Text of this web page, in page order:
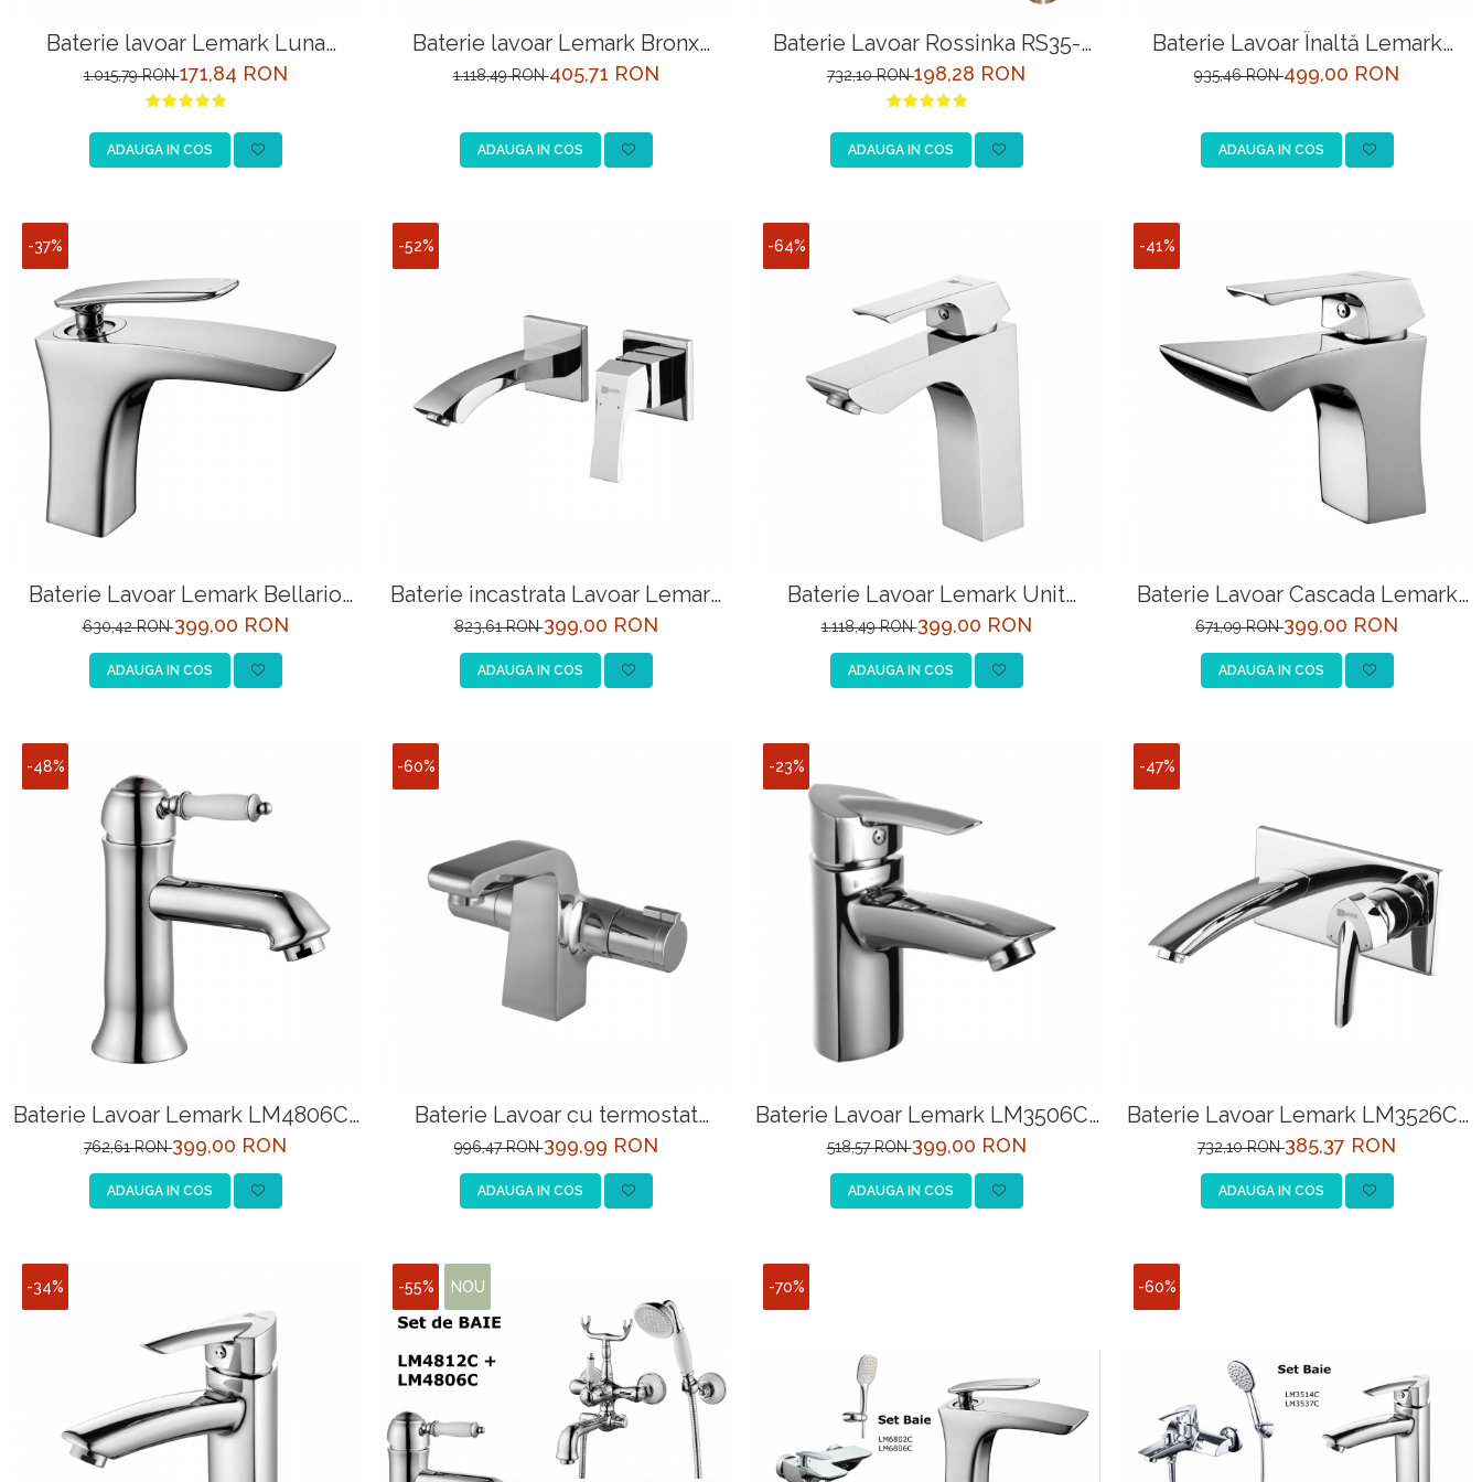
Baterie lavoar Lemark Luna
LM4107C crom
1.015,79 RON171,84 RON
ADAUGA IN COS
Baterie lavoar Lemark Bronx
LM3706GM grafit
1.118,49 RON405,71 RON
ADAUGA IN COS
Baterie Lavoar Rossinka RS35-
11PC Crom
732,10 RON198,28 RON
ADAUGA IN COS
Baterie Lavoar Înaltă Lemark
Bellario LM6809C-EU, Crom
935,46 RON499,00 RON
ADAUGA IN COS
-37%
Baterie Lavoar Lemark Bellario
LM6806C-EU crom
630,42 RON399,00 RON
ADAUGA IN COS
-52%
Baterie incastrata Lavoar Lemark
Unit LM4526C-EU Crom
823,61 RON399,00 RON
ADAUGA IN COS
-64%
Baterie Lavoar Lemark Unit
LM4537C-EU Crom
1.118,49 RON399,00 RON
ADAUGA IN COS
-41%
Baterie Lavoar Cascada Lemark
LM4546C-EU Crom
671,09 RON399,00 RON
ADAUGA IN COS
-48%
Baterie Lavoar Lemark LM4806C-
EU Crom
762,61 RON399,00 RON
ADAUGA IN COS
-60%
Baterie Lavoar cu termostat
Lemark YETI LM7836C-EU, Crom
996,47 RON399,99 RON
ADAUGA IN COS
-23%
Baterie Lavoar Lemark LM3506C-
EU Crom
518,57 RON399,00 RON
ADAUGA IN COS
-47%
Baterie Lavoar Lemark LM3526C-
EU Incastrat Crom
732,10 RON385,37 RON
ADAUGA IN COS
-34% -55% NOU -70% -60%